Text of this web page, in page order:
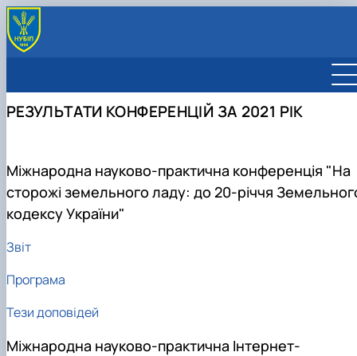
РЕЗУЛЬТАТИ КОНФЕРЕНЦІЙ ЗА 2021 РІК
Міжнародна науково-практична конференція "На
сторожі земельного ладу: до 20-річчя
кодексу України"
Звіт
Програма
Тези доповідей
Міжнародна науково-практична Інтернет-